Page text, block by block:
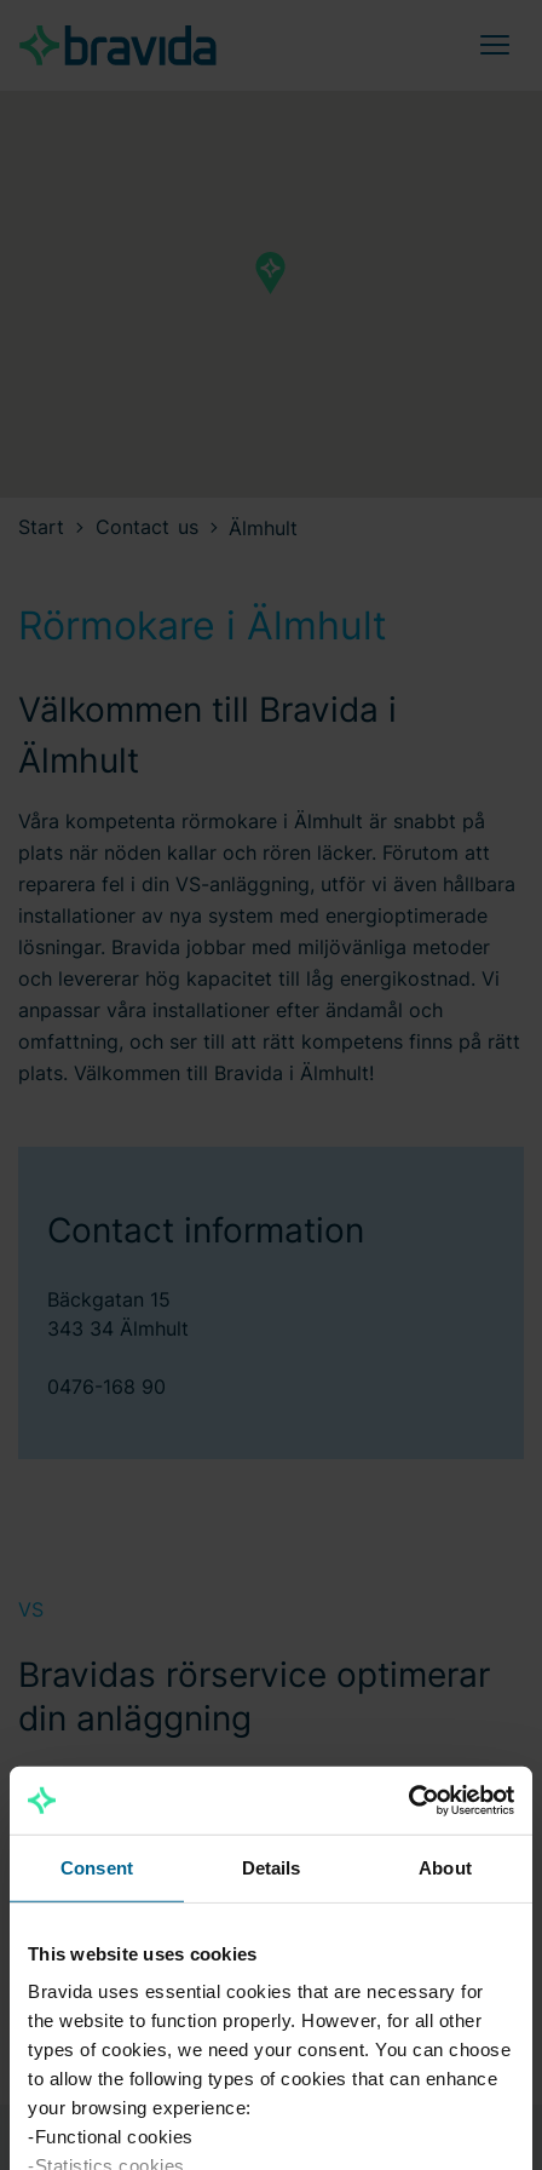
Consent Details About
This website uses cookies
Bravida uses essential cookies that are necessary for
the website to function properly. However, for all other
types of cookies, we need your consent. You can choose
to allow the following types of cookies that can enhance
your browsing experience:
-Functional cookies
-Statistics cookies
Start Contact us Älmhult
Contact information
Bäckgatan 15
343 34 Älmhult
0476-168 90
Rörmokare i Älmhult
Välkommen till Bravida i
Älmhult
Våra kompetenta rörmokare i Älmhult är snabbt på
plats när nöden kallar och rören läcker. Förutom att
reparera fel i din VS-anläggning, utför vi även hållbara
installationer av nya system med energioptimerade
lösningar. Bravida jobbar med miljövänliga metoder
och levererar hög kapacitet till låg energikostnad. Vi
anpassar våra installationer efter ändamål och
omfattning, och ser till att rätt kompetens finns på rätt
plats. Välkommen till Bravida i Älmhult!
VS
Bravidas rörservice optimerar
din anläggning
Bravidas rörservice innebär regelbundna genomgångar
av VS-anläggningen där våra rörmokare byter ut
risken för läckage och fuktskador. Dessutom kan vi
optimera ditt värmesystem med en ny, miljövänlig
energianvändning och en effektiv värmeförsörjning.